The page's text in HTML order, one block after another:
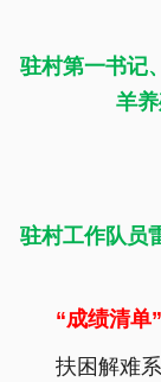
驻村第一书记
羊
驻村工作队员
“成绩清单
扶困解难系